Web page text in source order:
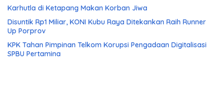
Karhutla di Ketapang Makan Korban Jiwa
Disuntik Rp1 Miliar, KONI Kubu Raya Ditekankan Raih Runner
Up Porprov
KPK Tahan Pimpinan Telkom Korupsi Pengadaan Digitalisasi
SPBU Pertamina